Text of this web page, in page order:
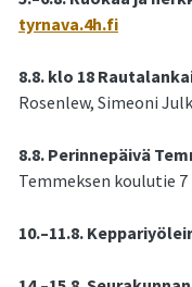
tyrnava.4h.fi
8.8. klo 18
Rosenlew, Simeoni
8.8. Perinnepäivä
Temmeksen koulutie 7
10.–11.8.